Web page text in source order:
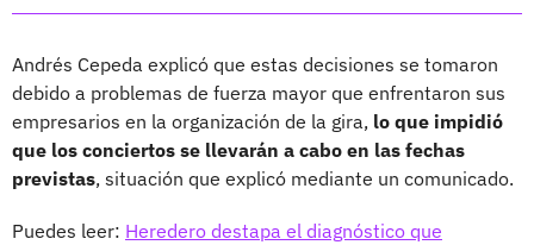
Andrés Cepeda explicó que estas decisiones se tomaron
debido a problemas de fuerza mayor que enfrentaron sus
empresarios en la organización de la gira, lo que impidió
que los conciertos se llevarán a cabo en las fechas
previstas, situación que explicó mediante un comunicado.
Puedes leer: Heredero destapa el diagnóstico que